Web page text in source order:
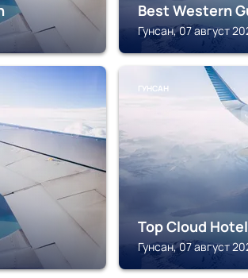
Best Western
Гунсан, 07 август
ГУНСАН
Top Cloud
Гунсан, 07 август